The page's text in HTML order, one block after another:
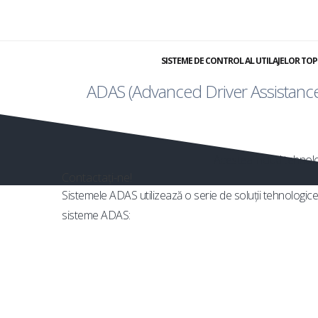
SISTEME DE CONTROL AL UTILAJELOR
ADAS (Advanced Driver
Acestea includ
Sistemele ADAS utilizează o serie de soluții
sisteme ADAS: